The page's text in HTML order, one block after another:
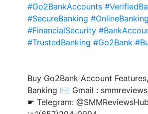
#Go2BankAccounts
#SecureBanking #OnlineBanking
#FinancialSecurity
#TrustedBanking #Go2Bank
Buy Go2Bank Account
Banking ✉️ Gmail :
☛ Telegram: